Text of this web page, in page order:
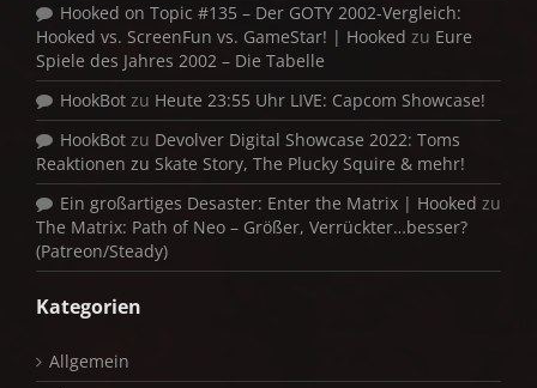
Hooked on Topic #135 – Der GOTY 2002-Vergleich:
Hooked vs. ScreenFun vs. GameStar! | Hooked zu Eure
Spiele des Jahres 2002 – Die Tabelle
HookBot zu Heute 23:55 Uhr LIVE: Capcom Showcase!
HookBot zu Devolver Digital Showcase 2022: Toms
Reaktionen zu Skate Story, The Plucky Squire & mehr!
Ein großartiges Desaster: Enter the Matrix | Hooked zu
The Matrix: Path of Neo – Größer, Verrückter…besser?
(Patreon/Steady)
Kategorien
Allgemein